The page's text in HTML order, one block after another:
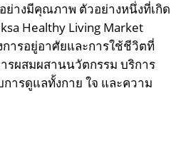
ย่างมีคุณภาพ ตัวอย่างหนึ่งที่เกิด
Healthy Living Market
ารอยู่อาศัยและการใช้ชีวิตที่
รผสมผสานนวัตกรรม บริการ
ารดูแลทั้งกาย ใจ และความ